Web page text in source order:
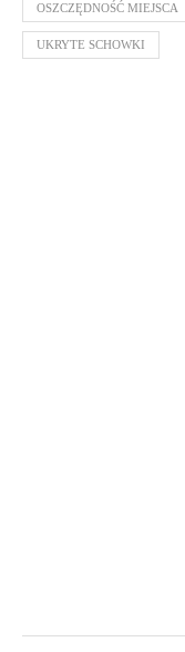
OSZCZĘDNOŚĆ MIEJSCA
UKRYTE SCHOWKI